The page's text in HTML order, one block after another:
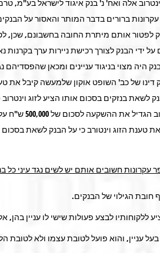
(ע"א 2855/00 וינטרוב אלה ואח' נ' בנק איגוד
ברורים בדבר המותר והאסור על הבנקים
לפטור אותם מיתרת החובה בחשבונם, שכן,
ידי הבנק לצורך רכישת ניירות ערך בקרנות
היה מצוי בניגוד עניינים ומכאן
של כב' השופט אוקון שלמעשה קיבל את טענת
התמונה יצויין
טענת הזוג וינטורב כי על הבנק לשאת
חשובים אותם יש לשים נגד עיני כל
חובת הגילוי של הבנקים.
ללקוחותיו לבצע פעולות שישי לו עניין
עניין, והוא פועל לטובת עצמו ולא לטובת